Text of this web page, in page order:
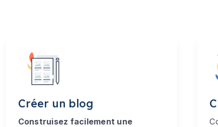
Créer un blog
Construisez facilement une